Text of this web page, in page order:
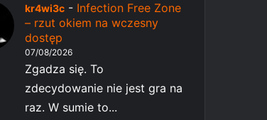
kr4wi3c - Infection Free Zone
– rzut okiem na wczesny
dostęp
07/08/2026
Zgadza się. To
zdecydowanie nie jest gra na
raz. W sumie to...